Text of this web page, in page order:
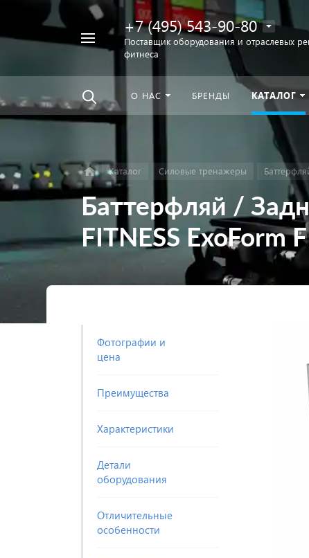
Например,
+7 (495) 543-90-80
Поставщик оборудования и отраслевых
фитнеса
О НАС БРЕНДЫ КАТАЛОГ
Каталог Силовые тренажеры
Баттерфляй /
FITNESS ExoForm
Фотографии и
цена
Преимущества
Характеристики
Детали
оборудования
Отличительные
особенности